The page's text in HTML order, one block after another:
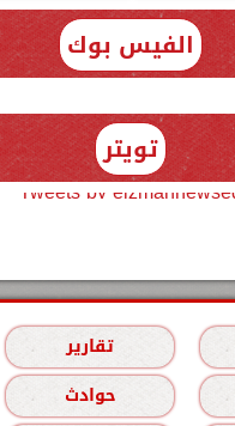
الفيس بوك
تويتر
Tweets by
تقارير
حوادث